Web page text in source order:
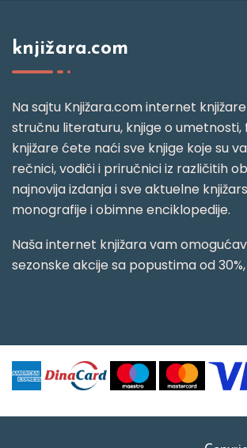
knjižara.com
Na sajtu Knjižara.com internet
stručnu literaturu, knjige o umetnosti,
knjižare ćete naći sve knjige koje su
rečnici, vodiči i priručnici iz različitih
najnovija izdanja i sve aktuelne
monografije i obimne enciklopedije.
Naša internet knjižara vam
sezonske akcije sa popustima od 30%,